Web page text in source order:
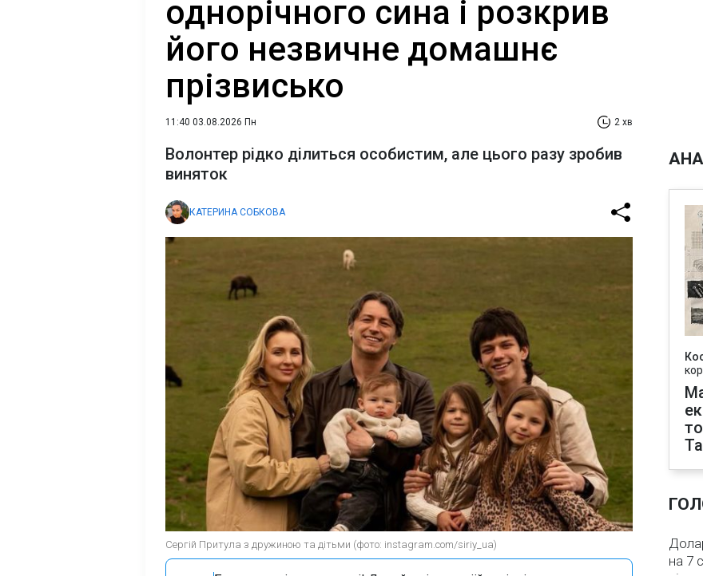
однорічного сина і розкрив
його незвичне домашнє
прізвисько
11:40 03.08.2026 Пн 2 хв
Волонтер рідко ділиться особистим, але цього разу зробив
виняток
КАТЕРИНА СОБКОВА
Сергій Притула з дружиною та дітьми (фото: instagram.com/siriy_ua)
на 7